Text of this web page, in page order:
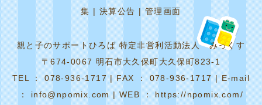
集 |決算公告 |管理画面
親と子のサポートひろば 特定非営利活動法人 みっくす
〒674-0067 明石市大久保町大久保町823-1
TEL ： 078-936-1717 | FAX ： 078-936-1717 | E-mail
： info@npomix.com | WEB ： https://npomix.com/